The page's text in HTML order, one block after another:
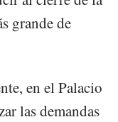
grande de
en el Palacio
las demandas